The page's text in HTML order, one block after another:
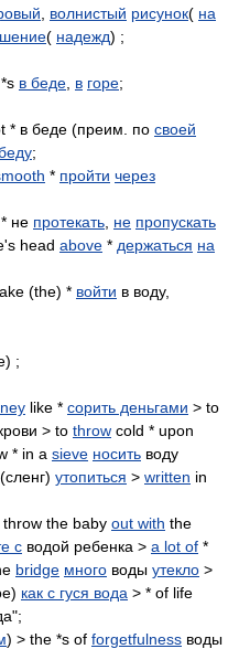
волнистый рисунок( на
( надежд) ;
в беде в горе;
* в беде (преим. по своей
;
* пройти через
не протекать не пропускать
head above * держаться на
(the) * войти в воду,
;
like * сорить деньгами > to
> to throw cold * upon
* in a sieve носить воду
утопиться > written in
throw the baby out with the
с водой ребенка > a lot of *
bridge много воды утекло >
как с гуся вода > * of life
) > the *s of forgetfulness воды